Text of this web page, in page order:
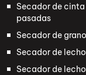
Secador de
pasadas
Secador de
Secador de
Secador de